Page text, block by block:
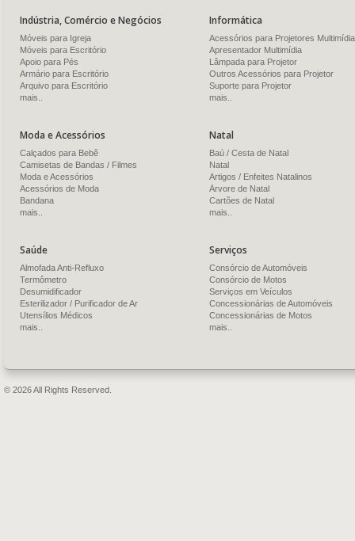
Indústria, Comércio e Negócios
Móveis para Igreja
Móveis para Escritório
Apoio para Pés
Armário para Escritório
Arquivo para Escritório
mais..
Informática
Acessórios para Projetores Multimídia
Apresentador Multimídia
Lâmpada para Projetor
Outros Acessórios para Projetor
Suporte para Projetor
mais..
Moda e Acessórios
Calçados para Bebê
Camisetas de Bandas / Filmes
Moda e Acessórios
Acessórios de Moda
Bandana
mais..
Natal
Baú / Cesta de Natal
Natal
Artigos / Enfeites Natalinos
Árvore de Natal
Cartões de Natal
mais..
Saúde
Almofada Anti-Refluxo
Termômetro
Desumidificador
Esterilizador / Purificador de Ar
Utensílios Médicos
mais..
Serviços
Consórcio de Automóveis
Consórcio de Motos
Serviços em Veículos
Concessionárias de Automóveis
Concessionárias de Motos
mais..
© 2026 All Rights Reserved.